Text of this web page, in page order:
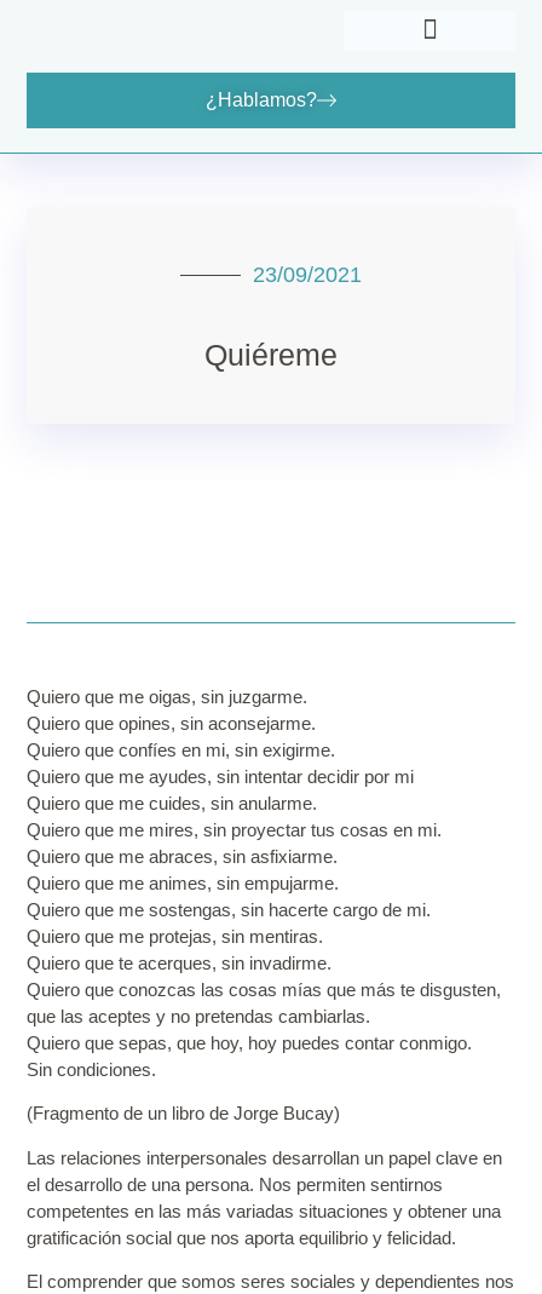
¿Hablamos?
23/09/2021
Quiéreme
Quiero que me oigas, sin juzgarme.
Quiero que opines, sin aconsejarme.
Quiero que confíes en mi, sin exigirme.
Quiero que me ayudes, sin intentar decidir por mi
Quiero que me cuides, sin anularme.
Quiero que me mires, sin proyectar tus cosas en mi.
Quiero que me abraces, sin asfixiarme.
Quiero que me animes, sin empujarme.
Quiero que me sostengas, sin hacerte cargo de mi.
Quiero que me protejas, sin mentiras.
Quiero que te acerques, sin invadirme.
Quiero que conozcas las cosas mías que más te disgusten,
que las aceptes y no pretendas cambiarlas.
Quiero que sepas, que hoy, hoy puedes contar conmigo.
Sin condiciones.
(Fragmento de un libro de Jorge Bucay)
Las relaciones interpersonales desarrollan un papel clave en
el desarrollo de una persona. Nos permiten sentirnos
competentes en las más variadas situaciones y obtener una
gratificación social que nos aporta equilibrio y felicidad.
El comprender que somos seres sociales y dependientes nos